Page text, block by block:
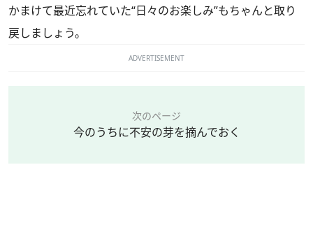
かまけて最近忘れていた“日々のお楽しみ”もちゃんと取り
戻しましょう。
ADVERTISEMENT
次のページ
今のうちに不安の芽を摘んでおく